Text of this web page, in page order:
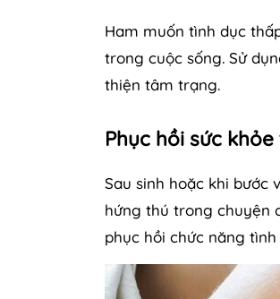
Ham muốn tình dục
trong cuộc sống. Sử
thiện tâm trạng.
Phục hồi sức
Sau sinh hoặc khi bước
hứng thú trong chuyện
phục hồi chức năng